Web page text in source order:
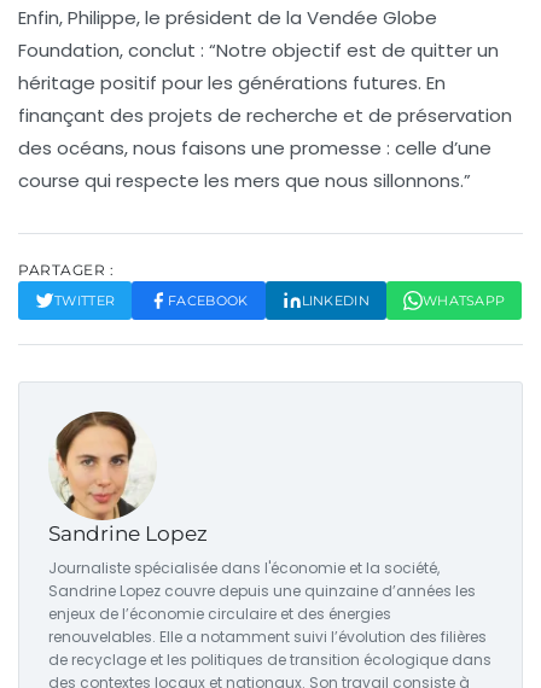
Enfin, Philippe, le président de la Vendée Globe
Foundation, conclut : “Notre objectif est de quitter un
héritage positif pour les générations futures. En
finançant des projets de recherche et de préservation
des océans, nous faisons une promesse : celle d’une
course qui respecte les mers que nous sillonnons.”
PARTAGER :
TWITTER FACEBOOK LINKEDIN WHATSAPP
Sandrine Lopez
Journaliste spécialisée dans l'économie et la société,
Sandrine Lopez couvre depuis une quinzaine d’années les
enjeux de l’économie circulaire et des énergies
renouvelables. Elle a notamment suivi l’évolution des filières
de recyclage et les politiques de transition écologique dans
des contextes locaux et nationaux. Son travail consiste à